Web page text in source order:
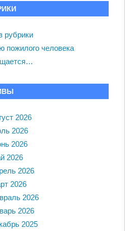
рубрики
пожилого человека
2026
2026
2026
2026
2026
2026
2026
2026
2025